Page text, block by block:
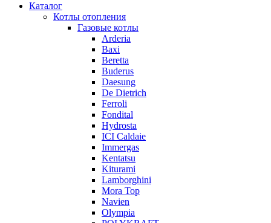
Каталог
Котлы отопления
Газовые котлы
Arderia
Baxi
Beretta
Buderus
Daesung
De Dietrich
Ferroli
Fondital
Hydrosta
ICI Caldaie
Immergas
Kentatsu
Kiturami
Lamborghini
Mora Top
Navien
Olympia